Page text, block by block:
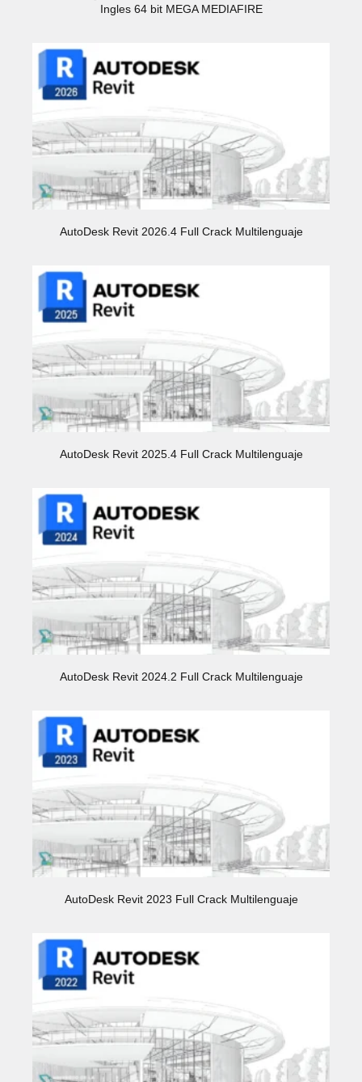
Ingles 64 bit MEGA MEDIAFIRE
AutoDesk Revit 2026.4 Full Crack Multilenguaje
AutoDesk Revit 2025.4 Full Crack Multilenguaje
AutoDesk Revit 2024.2 Full Crack Multilenguaje
AutoDesk Revit 2023 Full Crack Multilenguaje